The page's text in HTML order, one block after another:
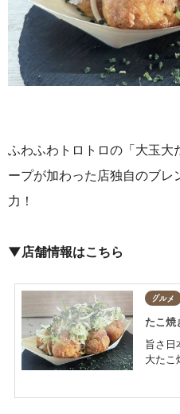
ふわふわトロトロの「大玉大
ープが加わった店独自のブ
力！
▼店舗情報はこちら
グルメ
たこ焼
旨さ日
大たこ